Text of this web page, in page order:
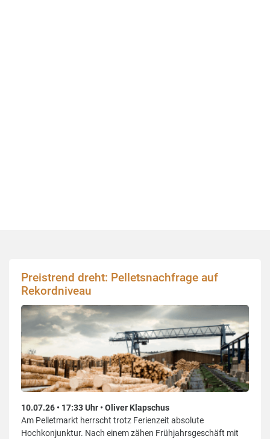
Preistrend dreht: Pelletsnachfrage auf
Rekordniveau
10.07.26 • 17:33 Uhr • Oliver Klapschus
Am Pelletmarkt herrscht trotz Ferienzeit absolute
Hochkonjunktur. Nach einem zähen Frühjahrsgeschäft mit